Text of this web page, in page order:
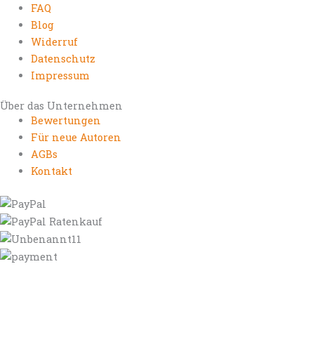
FAQ
Blog
Widerruf
Datenschutz
Impressum
Über das Unternehmen
Bewertungen
Für neue Autoren
AGBs
Kontakt